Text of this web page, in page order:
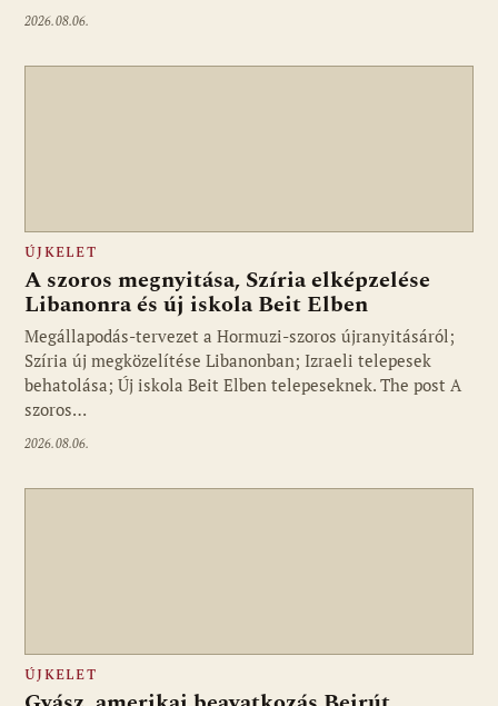
2026.08.06.
ÚJKELET
A szoros megnyitása, Szíria elképzelése
Libanonra és új iskola Beit Elben
Megállapodás-tervezet a Hormuzi-szoros újranyitásáról;
Szíria új megközelítése Libanonban; Izraeli telepesek
behatolása; Új iskola Beit Elben telepeseknek. The post A
szoros…
2026.08.06.
ÚJKELET